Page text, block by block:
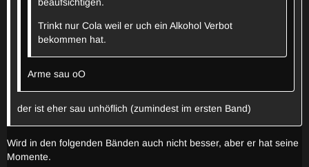
Trinkt nur Cola weil er uch ein Alkohol Verbot
bekommen hat.
Arme sau oO
der ist eher sau unhöflich (zumindest im ersten Band)
Wird in den folgenden Bänden auch nicht besser, aber er hat seine
Momente.